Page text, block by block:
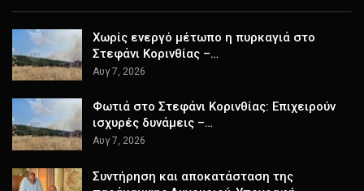
Χωρίς ενεργό μέτωπο η πυρκαγιά στο
Στεφάνι Κορινθίας –…
Αυγ 7, 2026
Φωτιά στο Στεφάνι Κορινθίας: Επιχειρούν
ισχυρές δυνάμεις –…
Αυγ 7, 2026
Συντήρηση και αποκατάσταση της